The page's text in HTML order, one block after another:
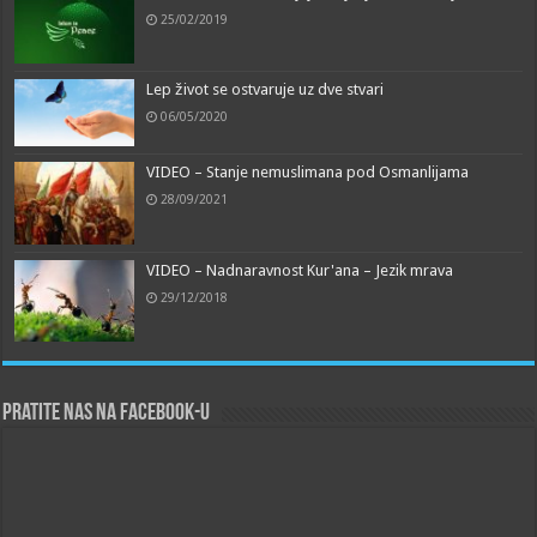
25/02/2019
Lep život se ostvaruje uz dve stvari
06/05/2020
VIDEO – Stanje nemuslimana pod Osmanlijama
28/09/2021
VIDEO – Nadnaravnost Kur'ana – Jezik mrava
29/12/2018
Pratite nas na Facebook-u